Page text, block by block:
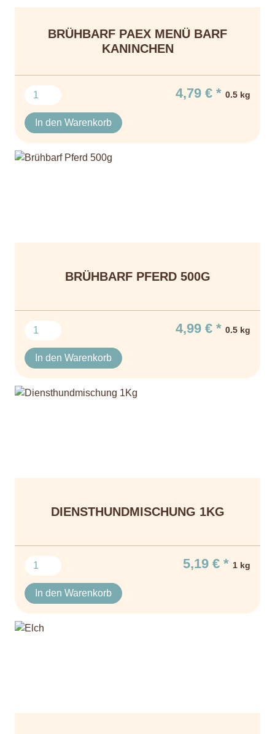
BRÜHBARF PAEX MENÜ BARF
KANINCHEN
4,79 € * 0.5 kg
In den Warenkorb
BRÜHBARF PFERD 500G
4,99 € * 0.5 kg
In den Warenkorb
DIENSTHUNDMISCHUNG 1KG
5,19 € * 1 kg
In den Warenkorb